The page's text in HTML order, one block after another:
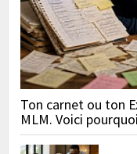
Ton carnet ou ton
MLM. Voici pourquoi